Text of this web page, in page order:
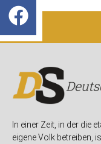
In einer Zeit, in der die
eigene Volk betreiben,